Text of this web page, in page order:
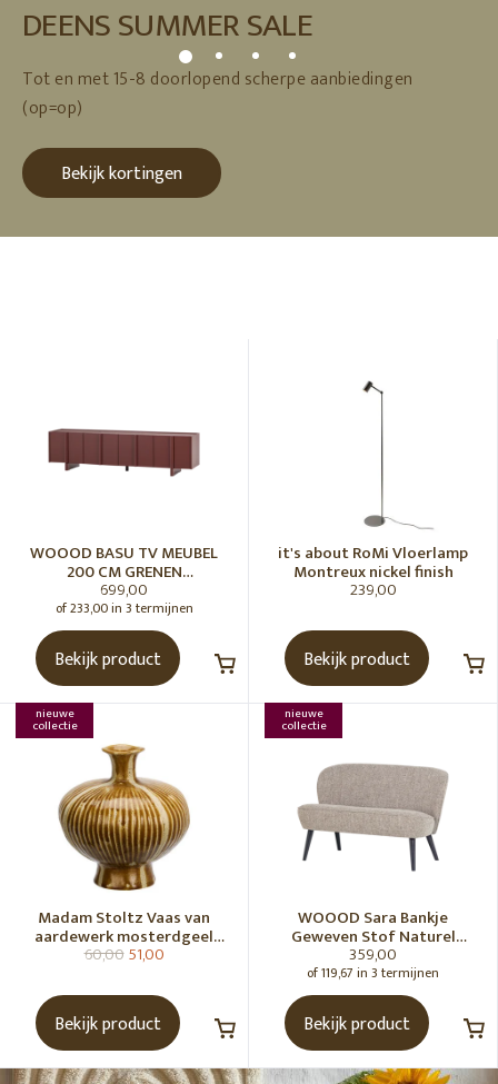
DEENS SUMMER SALE
Tot en met 15-8 doorlopend scherpe aanbiedingen
(op=op)
Bekijk kortingen
WOOOD BASU TV MEUBEL
200 CM GRENEN
BORDEAUXROOD [fsc]
699,00
of 233,00 in 3 termijnen
Bekijk product
it's about RoMi Vloerlamp
Montreux nickel finish
239,00
Bekijk product
nieuwe
collectie
Madam Stoltz Vaas van
aardewerk mosterdgeel
naturel
60,0051,00
Bekijk product
nieuwe
collectie
WOOOD Sara Bankje
Geweven Stof Naturel
Melange [Fsc]
359,00
of 119,67 in 3 termijnen
Bekijk product